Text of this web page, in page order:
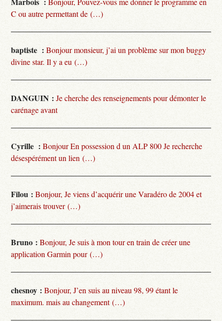
C ou autre permettant de (…)
baptiste : Bonjour monsieur, j’ai un problème sur mon buggy
divine star. Il y a eu (…)
DANGUIN : Je cherche des renseignements pour démonter le
carénage avant
Cyrille : Bonjour En possession d un ALP 800 Je recherche
désespérément un lien (…)
Filou : Bonjour, Je viens d’acquérir une Varadéro de 2004 et
j’aimerais trouver (…)
Bruno : Bonjour, Je suis à mon tour en train de créer une
application Garmin pour (…)
chesnoy : Bonjour, J’en suis au niveau 98, 99 étant le
maximum. mais au changement (…)